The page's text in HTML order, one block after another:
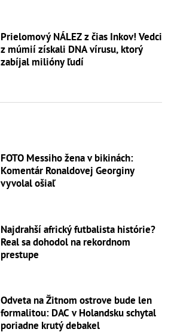
Prielomový NÁLEZ z čias Inkov! Vedci
z múmií získali DNA vírusu, ktorý
zabíjal milióny ľudí
FOTO Messiho žena v bikinách:
Komentár Ronaldovej Georginy
vyvolal ošiaľ
Najdrahší africký futbalista histórie?
Real sa dohodol na rekordnom
prestupe
Odveta na Žitnom ostrove bude len
formalitou: DAC v Holandsku schytal
poriadne krutý debakel